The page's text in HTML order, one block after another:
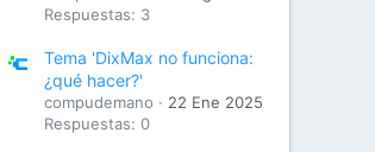
Respuestas: 3
Tema 'DixMax no funciona:
¿qué hacer?'
compudemano
22 Ene 2025
Respuestas: 0